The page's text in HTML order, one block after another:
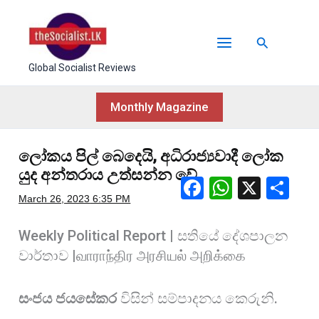
content
Global Socialist Reviews
Search
Monthly Magazine
⁣ලෝකය පිල් බෙදෙයි, අධිරාජ්‍යවාදී ලෝක
යුද අන්තරාය උත්සන්න වේ
March 26, 2023 6:35 PM
F
c
e
o
W
at
s
p
X
Weekly Political Report | සතියේ දේශපාලන
වාර්තාව |வாராந்திர அரசியல் அறிக்கை
සංජය ජයසේකරවිසින් සම්පාදනය කෙරුනි.